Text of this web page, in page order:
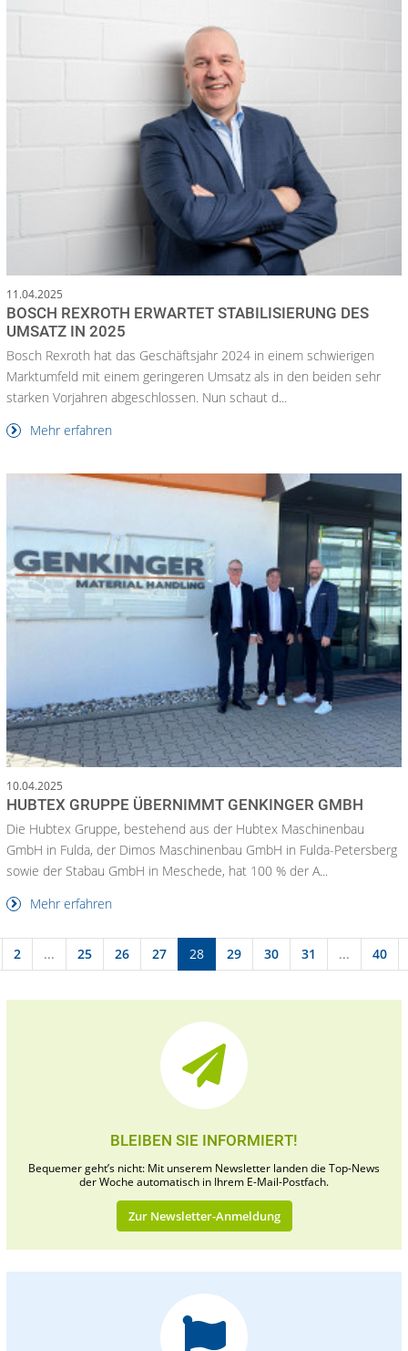
11.04.2025
BOSCH REXROTH ERWARTET STABILISIERUNG DES
UMSATZ IN 2025
Bosch Rexroth hat das Geschäftsjahr 2024 in einem schwierigen
Marktumfeld mit einem geringeren Umsatz als in den beiden sehr
starken Vorjahren abgeschlossen. Nun schaut d...
Mehr erfahren
10.04.2025
HUBTEX GRUPPE ÜBERNIMMT GENKINGER GMBH
Die Hubtex Gruppe, bestehend aus der Hubtex Maschinenbau
GmbH in Fulda, der Dimos Maschinenbau GmbH in Fulda-Petersberg
sowie der Stabau GmbH in Meschede, hat 100 % der A...
Mehr erfahren
2 ... 25 26 27 28 29 30 31 ... 40
BLEIBEN SIE INFORMIERT!
Bequemer geht’s nicht: Mit unserem Newsletter landen die Top-News
der Woche automatisch in Ihrem E-Mail-Postfach.
Zur Newsletter-Anmeldung